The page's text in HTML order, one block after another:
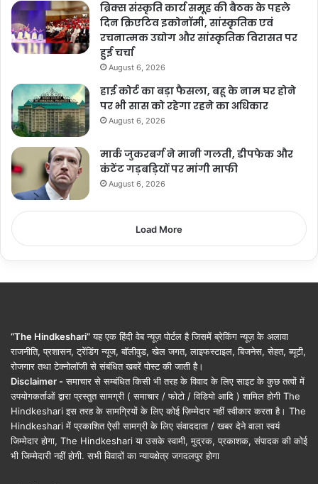
ब्रिक्स संस्कृति कार्य समूह की बैठक के पहले
दिन क्रिएटिव इकोनॉमी, सांस्कृतिक एवं
रचनात्मक उद्योग और सांस्कृतिक विरासत पर
हुई चर्चा
August 6, 2026
हाई कोर्ट का बड़ा फैसला, बहू के नाम घर होने
पर भी सास को रहेगा रहने का अधिकार
August 6, 2026
मार्क जुकरबर्ग ने मानी गलती, डीपफेक और
कंटेंट गड़बड़ियों पर मांगी माफी
August 6, 2026
Load More
“The Hindkeshari”यह एक हिंदी वेब न्यूज़ पोर्टल है जिसमें ब्रेकिंग न्यूज़ के अलावा
राजनीति, प्रशासन, ट्रेंडिंग न्यूज, बॉलीवुड, खेल जगत, लाइफस्टाइल, बिजनेस, सेहत, ब्यूटी,
रोजगार तथा टेक्नोलॉजी से संबंधित खबरें पोस्ट की जाती है।
Disclaimer - समाचार से सम्बंधित किसी भी तरह के विवाद के लिए साइट के कुछ तत्वों में
उपयोगकर्ताओं द्वारा प्रस्तुत सामग्री ( समाचार / फोटो / विडियो आदि ) शामिल होगी The
Hindkeshari इस तरह के सामग्रियों के लिए कोई ज़िम्मेदार नहीं स्वीकार करता है। The
Hindkeshari में प्रकाशित ऐसी सामग्री के लिए संवाददाता / खबर देने वाला स्वयं
जिम्मेदार होगा, The Hindkeshari या उसके स्वामी, मुद्रक, प्रकाशक, संपादक की कोई
भी जिम्मेदारी नहीं होगी. सभी विवादों का न्यायक्षेत्र जगदलपुर होगा